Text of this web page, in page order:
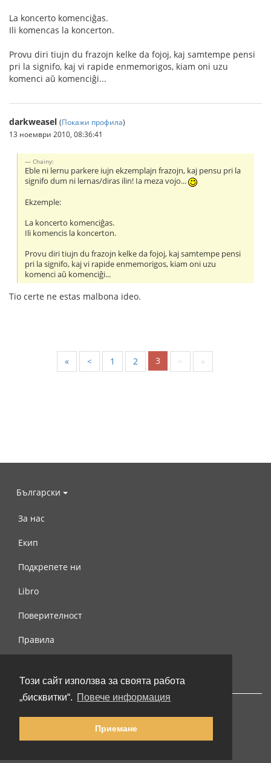
Този сайт използва за своята работа
„бисквитки“. Повече информация
Приемане
La koncerto komenciĝas.
Ili komencas la koncerton.
Provu diri tiujn du frazojn kelke da fojoj, kaj samtempe pensi
pri la signifo, kaj vi rapide enmemorigos, kiam oni uzu
komenci aŭ komenciĝi...
darkweasel (Покажи профила)
13 ноември 2010, 08:36:41
Chainy:
Eble ni lernu parkere iujn ekzemplajn frazojn, kaj pensu pri la
signifo dum ni lernas/diras ilin! Ia meza vojo...
Ekzemple:
La koncerto komenciĝas.
Ili komencis la koncerton.
Provu diri tiujn du frazojn kelke da fojoj, kaj samtempe pensi
pri la signifo, kaj vi rapide enmemorigos, kiam oni uzu
komenci aŭ komenciĝi...
Tio certe ne estas malbona ideo.
« < 1 2 3 > »
Български
За нас
Екип
Подкрепете ни
Libro
Поверителност
Правила
© 2002-2026 lernu.net |Impressum